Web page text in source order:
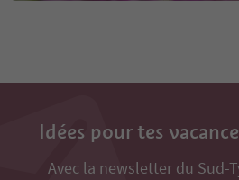
Idées pour tes
Avec la newsletter du Sud-